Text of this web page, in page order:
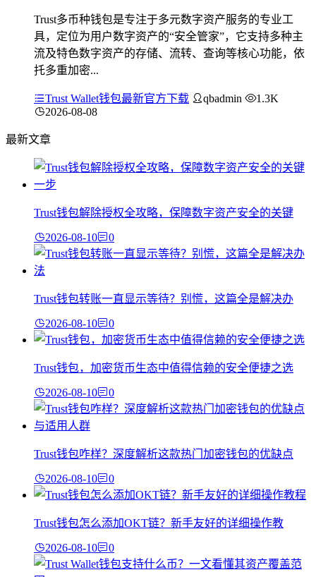
Trust多币种钱包是专注于多元数字资产服务的专业工
具，定位为用户数字资产的“安全管家”，它支持多种主
流及特色数字资产的存储、流转、查询等核心功能，依
托多重加密...
Trust Wallet钱包最新官方下载 qbadmin
1.3K
2026-08-08
最新文章
Trust钱包解除授权全攻略，保障数字资产安全的关键
2026-08-10 0
Trust钱包转账一直显示等待？别慌，这篇全是解决办
2026-08-10 0
Trust钱包，加密货币生态中值得信赖的安全便捷之选
2026-08-10 0
Trust钱包咋样？深度解析这款热门加密钱包的优缺点
2026-08-10 0
Trust钱包怎么添加OKT链？新手友好的详细操作教
2026-08-10 0